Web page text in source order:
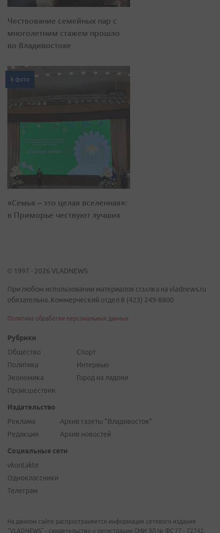
Чествование семейных пар с
многолетним стажем прошло
во Владивостоке
8 фото
«Семья – это целая вселенная»:
в Приморье чествуют лучших
© 1997 - 2026 VLADNEWS
При любом использовании материалов ссылка на vladnews.ru
обязательна. Коммерческий отдел 8 (423) 249-8800
Политика обработки персональных данных
Рубрики
Общество
Политика
Экономика
Происшествия
Спорт
Интервью
Город на ладони
Издательство
Реклама
Редакция
Архив газеты "Владивосток"
Архив новостей
Социальные сети
vkontakte
Одноклассники
Телеграм
На данном сайте распространяется информация сетевого издания
"VLADNEWS" - свидетельство о регистрации СМИ ЭЛ № ФС 77 - 72742,